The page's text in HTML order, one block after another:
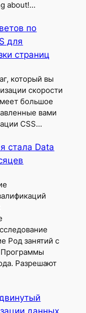
about!…
по
для
страниц
который вы
скорости
большое
вами
CSS…
стала Data
Род занятий с
Программы
Разрешают
данных